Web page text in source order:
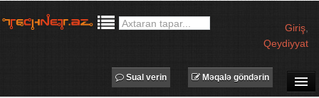
Giriş
Qeydiyyat
Məqalə göndərin
Sual verin